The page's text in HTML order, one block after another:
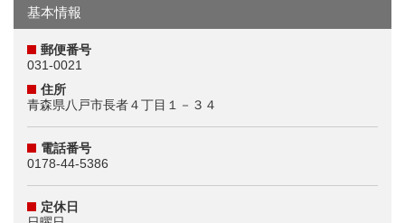
基本情報
郵便番号
031-0021
住所
青森県八戸市長者４丁目１－３４
電話番号
0178-44-5386
定休日